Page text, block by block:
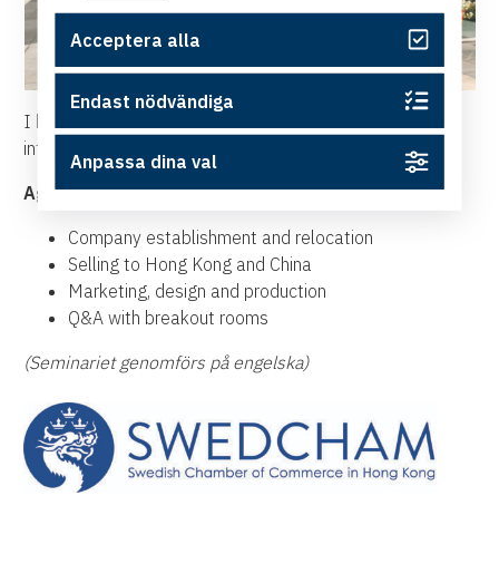
I korthet är detta seminarium perfekt för alla som är
intresserade av den kinesiska marknaden.
Agenda:
Company establishment and relocation
Selling to Hong Kong and China
Marketing, design and production
Q&A with breakout rooms
(Seminariet genomförs på engelska)
Acceptera alla
Endast nödvändiga
Anpassa dina val